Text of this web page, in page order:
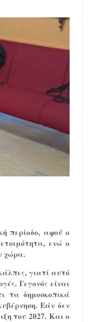
περίοδο, αφού ο
ενώ ο
χώρα.
γιατί αυτό
Γεγονός είναι
τα δημοσκοπικά
Εάν δεν
του 2027. Και ο